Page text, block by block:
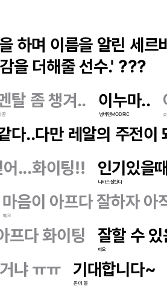
하며 이름을 알린 세
을 더해줄 선수.' ???
탈 좀 챙겨..
꿀
이누마..
넘버텐MODRIC
다..다만 레알의 주전이
어...화이팅!! 인기있을
나바스잘한다
마음이 아프다 잘하자 아
떼오
프다 화이팅 잘할 수
떼오
냐 ㅠㅠ 기대합니다~
온 더 볼